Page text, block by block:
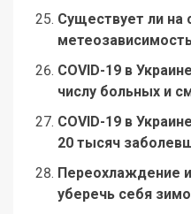
Существует ли на
COVID-19 в
числу больных и
COVID-19 в
20 тысяч
Переохлаждение
уберечь себя